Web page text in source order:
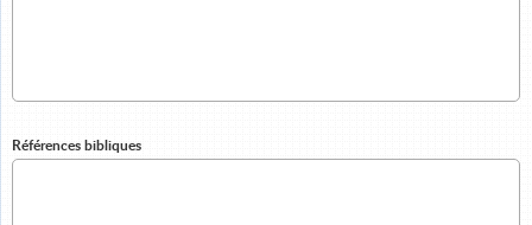
Références bibliques